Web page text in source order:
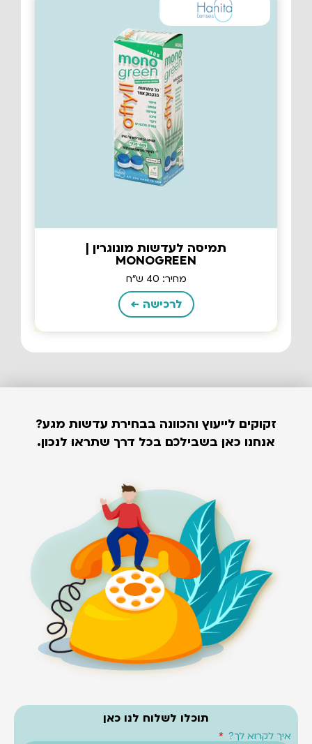
תמיסה לעדשות מונוגרין |
MONOGREEN
מחיר: 40 ש"ח
לרכישה ←
זקוקים לייעוץ והכוונה בבחירת עדשות מגע?
אנחנו כאן בשבילכם בכל דרך שתראו לנכון.
תוכלו לשלוח לנו כאן
איך לקרוא לך?